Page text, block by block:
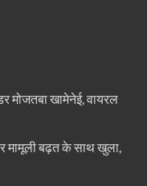
मोजतबा खामेनेई, वायरल
मामूली बढ़त के साथ खुला,